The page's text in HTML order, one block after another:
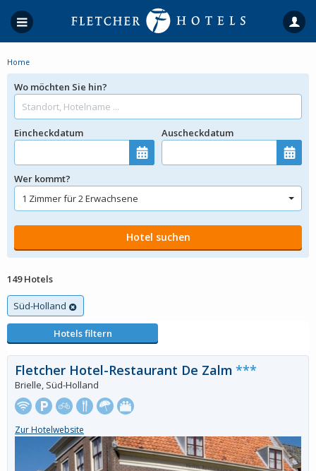
Home
Wo möchten Sie hin?
Eincheckdatum Auscheckdatum
Wer kommt?
149 Hotels
Süd-Holland
Hotels filtern
Fletcher Hotel-Restaurant De Zalm ***
Brielle, Süd-Holland
Zur Hotelwebsite